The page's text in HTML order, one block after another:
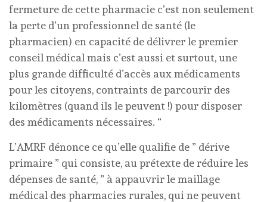
fermeture de cette pharmacie c’est non seulement
la perte d’un professionnel de santé (le
pharmacien) en capacité de délivrer le premier
conseil médical mais c’est aussi et surtout, une
plus grande difficulté d’accès aux médicaments
pour les citoyens, contraints de parcourir des
kilomètres (quand ils le peuvent !) pour disposer
des médicaments nécessaires. “
L’AMRF dénonce ce qu’elle qualifie de ” dérive
primaire ” qui consiste, au prétexte de réduire les
dépenses de santé, ” à appauvrir le maillage
médical des pharmacies rurales, qui ne peuvent